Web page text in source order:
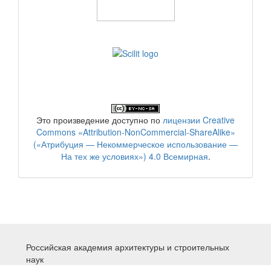
Это произведение доступно по лицензии Creative
Commons «Attribution-NonCommercial-ShareAlike»
(«Атрибуция — Некоммерческое использование —
На тех же условиях») 4.0 Всемирная.
Российская академия архитектуры и строительных
наук